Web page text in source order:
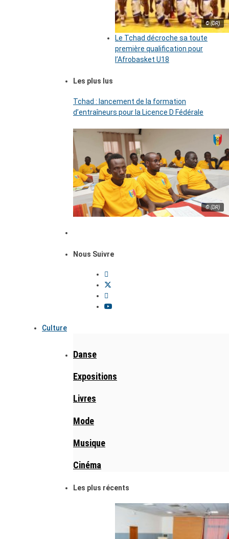
© (DR)
Le Tchad décroche sa toute
première qualification pour
l’Afrobasket U18
Les plus lus
Tchad : lancement de la formation
d’entraîneurs pour la Licence D Fédérale
© (DR)
Nous Suivre
Culture
Danse
Expositions
Livres
Mode
Musique
Cinéma
Les plus récents